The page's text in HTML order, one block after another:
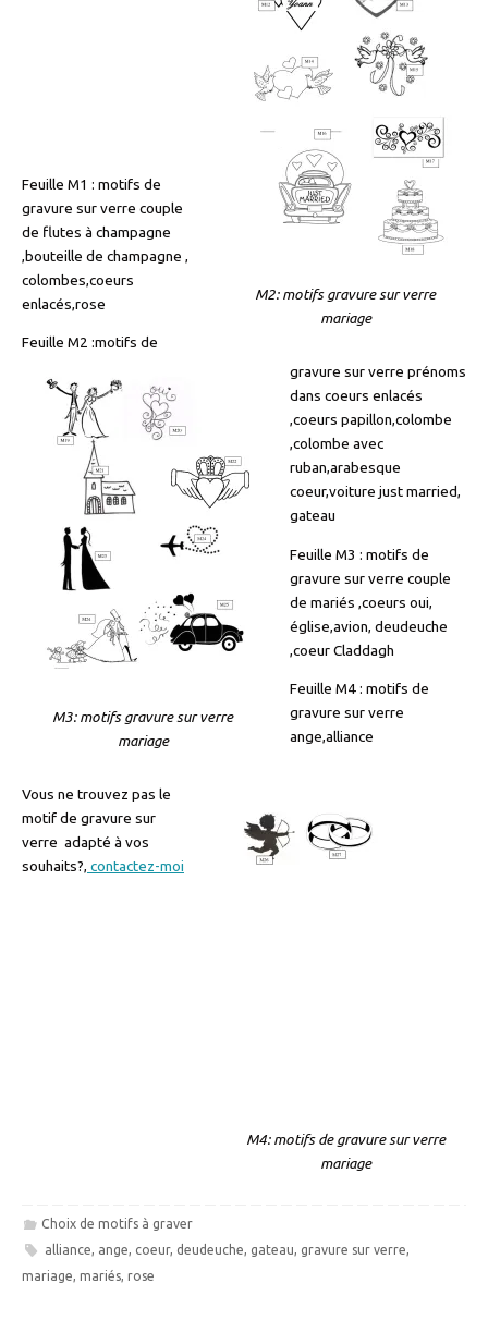
M2: motifs gravure sur verre
mariage
M3: motifs gravure sur verre
mariage
M4: motifs de gravure sur verre
mariage
Feuille M1 : motifs de
gravure sur verre couple
de flutes à champagne
,bouteille de champagne ,
colombes,coeurs
enlacés,rose
Feuille M2 :motifs de
gravure sur verre prénoms
dans coeurs enlacés
,coeurs papillon,colombe
,colombe avec
ruban,arabesque
coeur,voiture just married,
gateau
Feuille M3 : motifs de
gravure sur verre couple
de mariés ,coeurs oui,
église,avion, deudeuche
,coeur Claddagh
Feuille M4 : motifs de
gravure sur verre
ange,alliance
Vous ne trouvez pas le
motif de gravure sur
verre adapté à vos
souhaits?, contactez-moi
Choix de motifs à graver
alliance, ange, coeur, deudeuche, gateau, gravure sur verre,
mariage, mariés, rose